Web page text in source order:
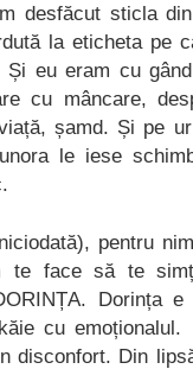
desfăcut sticla
la eticheta pe
eu eram cu
cu mâncare,
șamd. Și pe
le iese
pentru
face să te
Dorința
cu emoționalul.
disconfort. Din